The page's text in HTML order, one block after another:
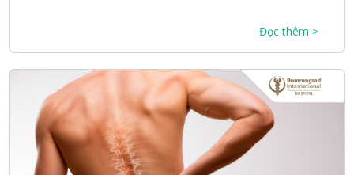
Đọc thêm >